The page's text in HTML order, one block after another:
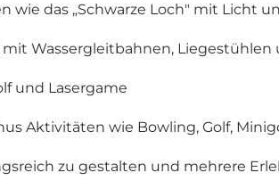
das „Schwarze Loch" mit Licht
Wassergleitbahnen,
und Lasergame
Aktivitäten wie Bowling, Golf,
zu gestalten und mehrere